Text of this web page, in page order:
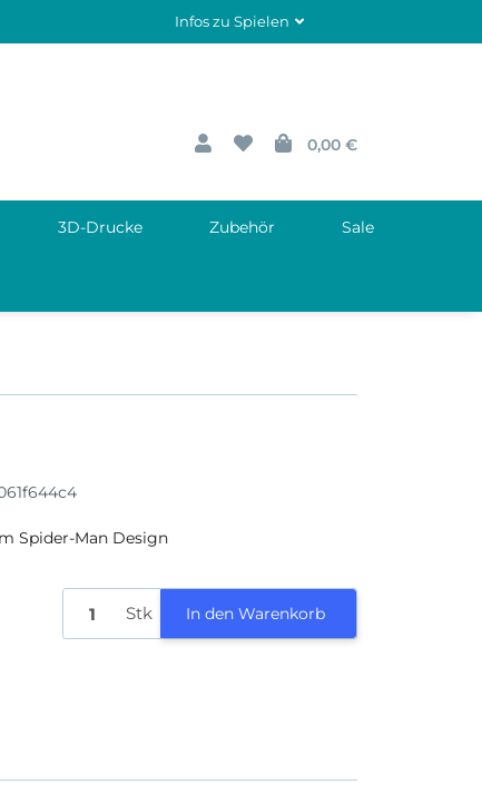
Infos zu Spielen
0,00 €
3D-Drucke Zubehör Sale
Spider-Man Design
Stk In den Warenkorb